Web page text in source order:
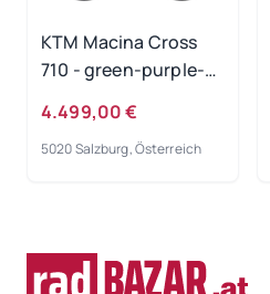
KTM Macina Cross
710 - green-purple-
Rahmengröße: 60 cm
4.499,00 €
5020 Salzburg, Österreich